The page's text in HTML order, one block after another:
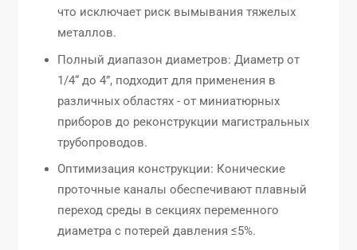
что исключает риск вымывания тяжелых
металлов.
Полный диапазон диаметров: Диаметр от
1/4“ до 4”, подходит для применения в
различных областях - от миниатюрных
приборов до реконструкции магистральных
трубопроводов.
Оптимизация конструкции: Конические
проточные каналы обеспечивают плавный
переход среды в секциях переменного
диаметра с потерей давления ≤5%.